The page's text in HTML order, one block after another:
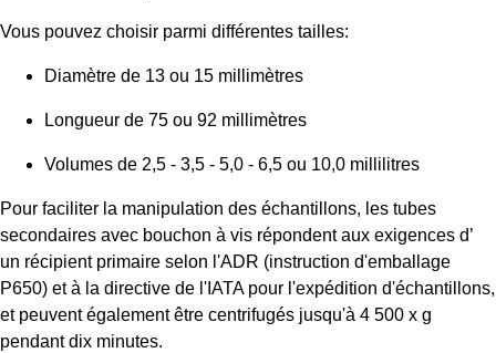
Vous pouvez choisir parmi différentes tailles:
Diamètre de 13 ou 15 millimètres
Longueur de 75 ou 92 millimètres
Volumes de 2,5 - 3,5 - 5,0 - 6,5 ou 10,0 millilitres
Pour faciliter la manipulation des échantillons, les tubes
secondaires avec bouchon à vis répondent aux exigences d’
un récipient primaire selon l'ADR (instruction d'emballage
P650) et à la directive de l'IATA pour l'expédition d'échantillons,
et peuvent également être centrifugés jusqu'à 4 500 x g
pendant dix minutes.